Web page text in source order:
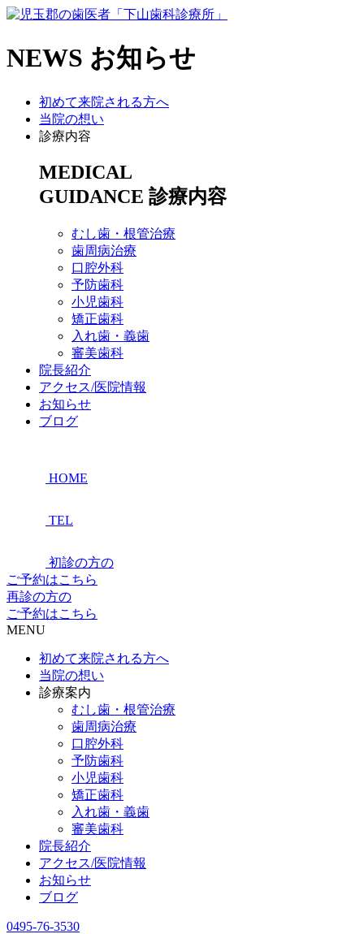
NEWS お知らせ
初めて来院される方へ
当院の想い
診療内容
MEDICAL
GUIDANCE 診療内容
むし歯・根管治療
歯周病治療
​口腔外科
予防歯科
小児歯科
矯正歯科
入れ歯・義歯
審美歯科
院長紹介
アクセス/医院情報
お知らせ
ブログ
HOME
TEL
初診の方の
ご予約はこちら
再診の方の
ご予約はこちら
MENU
初めて来院される方へ
当院の想い
診療案内
むし歯・根管治療
歯周病治療
​口腔外科
予防歯科
小児歯科
矯正歯科
入れ歯・義歯
審美歯科
院長紹介
アクセス/医院情報
お知らせ
ブログ
0495-76-3530